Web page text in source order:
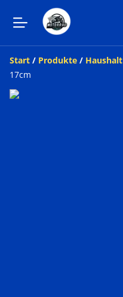
Start / Produkte / Haushalt
17cm